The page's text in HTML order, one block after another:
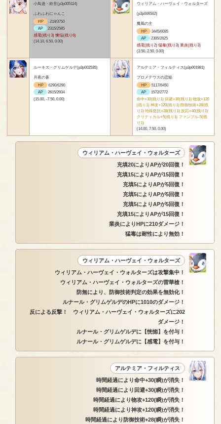
小鳥遊・鈴音(p3p005114)
ふわふわにゃんこ
HP
-218/3750
AP
2315/2585
感電(残り3) 懊悩(残り6)
(14.10, 6.50, 0.00)
ウィリアム・ハーヴェイ・ウォルターズ
(p3p006562)
魔風の主
HP
3445/6085
AP
2305/2625
感電(残り2) 猛毒(残り3) 業炎(残り3)
(3.50, 2.50, 0.00)
ルーキス・グリムゲルデ(p3p002535)
月夜の蒼
HP
6290/6290
AP
2615/2934
(15.00, -7.50, 0.00)
アルテミア・フィルティス(p3p001981)
プロメテウスの恋焔
HP
5117/6450
AP
1572/2772
命中+30(残り1) 回避+30(残り1) 物攻+120
(残り1) 神攻+120(残り1) 防御技術+28(残
り1) 特殊抵抗+28(残り1) 反応+40(残り1)
クリティカル+5(残り1) ファンブル-5(残
り1)
(14.00, 7.50, 0.00)
ウィリアム・ハーヴェイ・ウォルターズ
充填20によりAPが20回復！
充填15によりAPが15回復！
充填5によりAPが5回復！
充填5によりAPが5回復！
充填5によりAPが5回復！
充填15によりAPが15回復！
業炎によりHPに210ダメージ！
猛毒は耐性により無効！
ウィリアム・ハーヴェイ・ウォルターズ
ウィリアム・ハーヴェイ・ウォルターズは攻撃集中！
ウィリアム・ハーヴェイ・ウォルターズの雷華槍！
防無により、防御技術判定の効果を無効化！
ルナール・グリムゲルデのHPに1010のダメージ！
反による反撃！ ウィリアム・ハーヴェイ・ウォルターズに202
ダメージ！
ルナール・グリムゲルデに【恍惚】を付与！
ルナール・グリムゲルデに【感電】を付与！
アルテミア・フィルティス
時間経過により命中+30(瞬)が消失！
時間経過により回避+30(瞬)が消失！
時間経過により物攻+120(瞬)が消失！
時間経過により神攻+120(瞬)が消失！
時間経過により防御技術+28(瞬)が消失！